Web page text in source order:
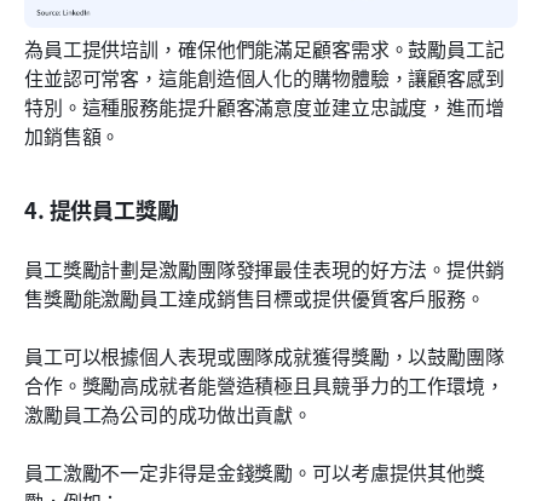
為員工提供培訓，確保他們能滿足顧客需求。鼓勵員工記
住並認可常客，這能創造個人化的購物體驗，讓顧客感到
特別。這種服務能提升顧客滿意度並建立忠誠度，進而增
加銷售額。
4. 提供員工獎勵
員工獎勵計劃是激勵團隊發揮最佳表現的好方法。提供銷
售獎勵能激勵員工達成銷售目標或提供優質客戶服務。
員工可以根據個人表現或團隊成就獲得獎勵，以鼓勵團隊
合作。獎勵高成就者能營造積極且具競爭力的工作環境，
激勵員工為公司的成功做出貢獻。
員工激勵不一定非得是金錢獎勵。可以考慮提供其他獎